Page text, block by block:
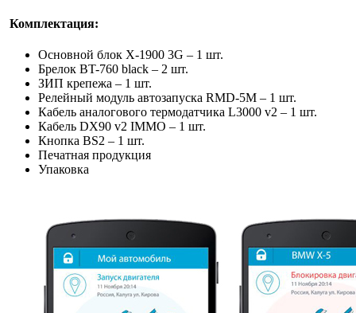
Комплектация:
Основной блок X-1900 3G – 1 шт.
Брелок BT-760 black – 2 шт.
ЗИП крепежа – 1 шт.
Релейный модуль автозапуска RMD-5M – 1 шт.
Кабель аналогового термодатчика L3000 v2 – 1 шт.
Кабель DX90 v2 IMMO – 1 шт.
Кнопка BS2 – 1 шт.
Печатная продукция
Упаковка